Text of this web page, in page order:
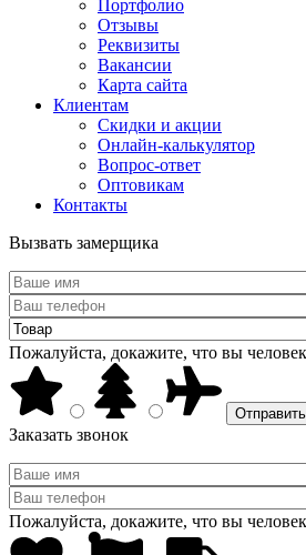
Портфолио
Отзывы
Реквизиты
Вакансии
Карта сайта
Клиентам
Скидки и акции
Онлайн-калькулятор
Вопрос-ответ
Оптовикам
Контакты
Вызвать замерщика
Пожалуйста, докажите, что вы
Заказать звонок
Пожалуйста, докажите, что вы